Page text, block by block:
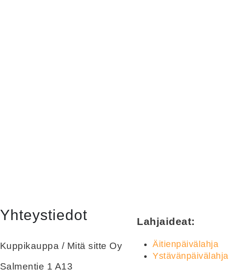
Yhteystiedot
Kuppikauppa / Mitä sitte Oy
Salmentie 1 A13
Lahjaideat:
Äitienpäivälahja
Ystävänpäivälahja